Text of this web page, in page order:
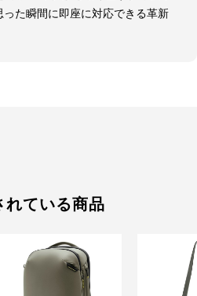
た瞬間に即座に対応できる革新
れている商品